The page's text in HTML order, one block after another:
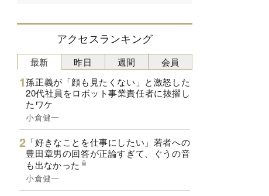
アクセスランキング
最新
孫正義が「顔も見たくない」と激怒した
20代社員をロボット事業責任者に抜擢し
たワケ
小倉健一
「好きなことを仕事にしたい」若者への
豊田章男の回答が正論すぎて、ぐうの音
も出なかった
小倉健一
昨日 週間 会員